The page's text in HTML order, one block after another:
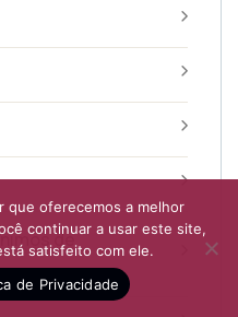
de
que oferecemos a melhor
continuar a usar este site,
satisfeito com ele.
de Privacidade